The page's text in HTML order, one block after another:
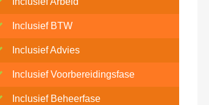
Inclusief BTW
Inclusief Advies
Inclusief Voorbereidingsfase
Inclusief Beheerfase